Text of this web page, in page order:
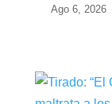
Ago 6, 2026